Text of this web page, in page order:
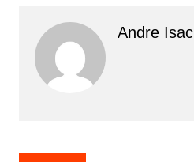
Andre Isac